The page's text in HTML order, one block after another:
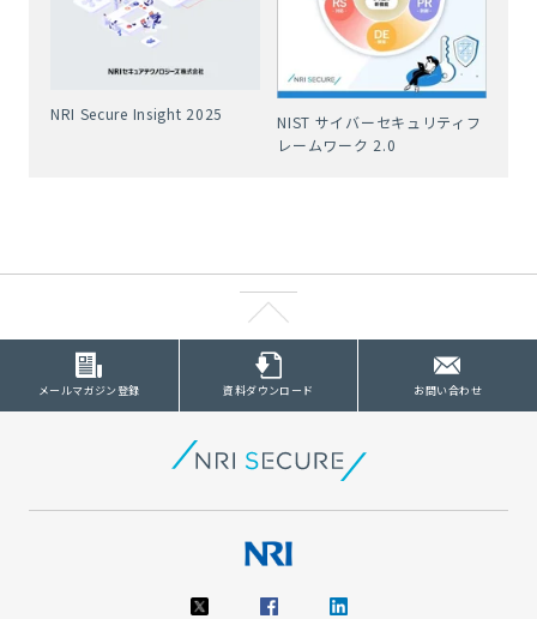
NRI Secure Insight 2025
NIST サイバーセキュリティフ
レームワーク 2.0
メールマガジン登録 資料ダウンロード お問い合わせ